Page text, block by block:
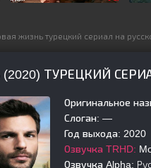
жизнь турецкий сериал на
ТУРЕЦКИЙ
Оригинальное
Слоган: —
Год выхода: 2020
Озвучка TRHD:
Озвучка Alpha: